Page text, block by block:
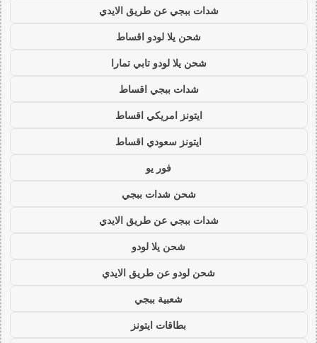
شدات ببجي عن طريق الايدي
شحن يلا لودو اقساط
شحن يلا لودو تابي تمارا
شدات ببجي اقساط
ايتونز امريكي اقساط
ايتونز سعودي اقساط
فور يو
شحن شدات ببجي
شدات ببجي عن طريق الايدي
شحن يلا لودو
شحن لودو عن طريق الايدي
شعبية ببجي
بطاقات ايتونز